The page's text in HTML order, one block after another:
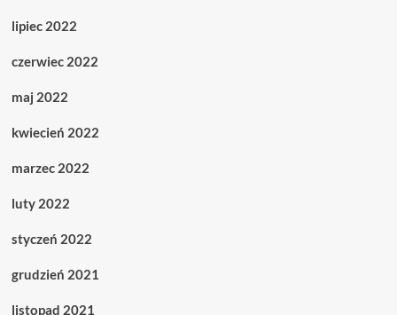
lipiec 2022
czerwiec 2022
maj 2022
kwiecień 2022
marzec 2022
luty 2022
styczeń 2022
grudzień 2021
listopad 2021